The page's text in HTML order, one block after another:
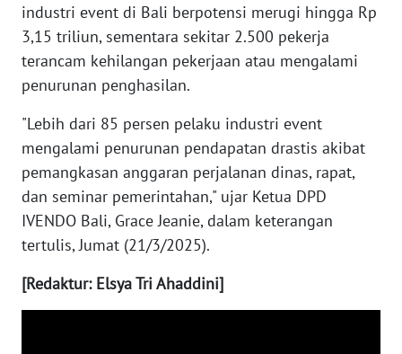
industri event di Bali berpotensi merugi hingga Rp
3,15 triliun, sementara sekitar 2.500 pekerja
terancam kehilangan pekerjaan atau mengalami
penurunan penghasilan.
"Lebih dari 85 persen pelaku industri event
mengalami penurunan pendapatan drastis akibat
pemangkasan anggaran perjalanan dinas, rapat,
dan seminar pemerintahan," ujar Ketua DPD
IVENDO Bali, Grace Jeanie, dalam keterangan
tertulis, Jumat (21/3/2025).
[Redaktur: Elsya Tri Ahaddini]
WN
NTB
SULTENG
WN
SULBAR
BABEL